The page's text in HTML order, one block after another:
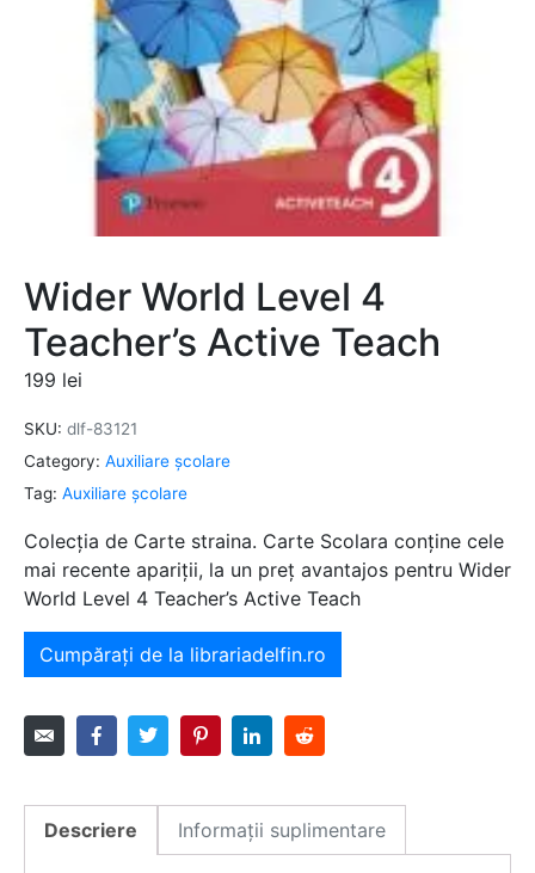
Wider World Level 4
Teacher’s Active Teach
199 lei
SKU: dlf-83121
Category: Auxiliare şcolare
Tag: Auxiliare şcolare
Colecția de Carte straina. Carte Scolara conține cele
mai recente apariții, la un preț avantajos pentru Wider
World Level 4 Teacher’s Active Teach
Cumpărați de la librariadelfin.ro
Descriere Informații suplimentare